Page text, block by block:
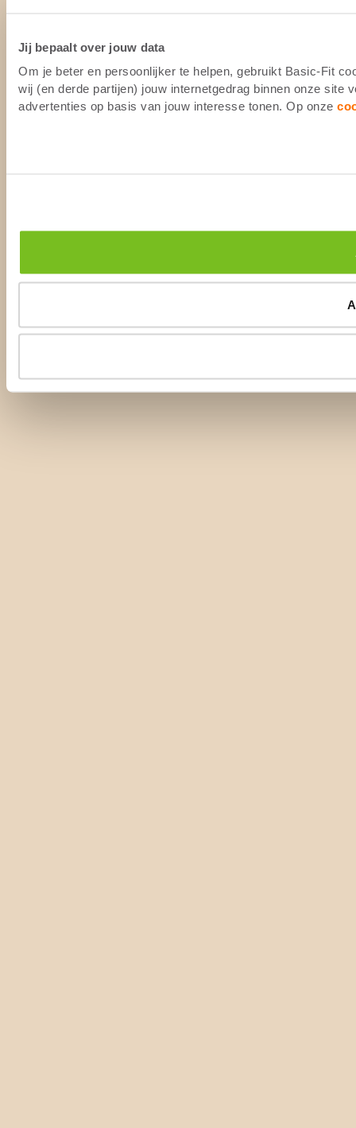
Jij bepaalt over jouw data
Om je beter en persoonlijker te helpen, gebruikt Basic-Fit
wij (en derde partijen) jouw internetgedrag binnen onze site
advertenties op basis van jouw interesse tonen. Op onze